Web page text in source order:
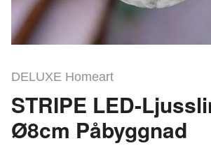
DELUXE Homeart
STRIPE LED-
Ø8cm Påbyggnad